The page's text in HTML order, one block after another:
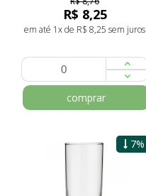
R$ 8,25
em até 1x de R$ 8,25 sem juros
comprar
7%